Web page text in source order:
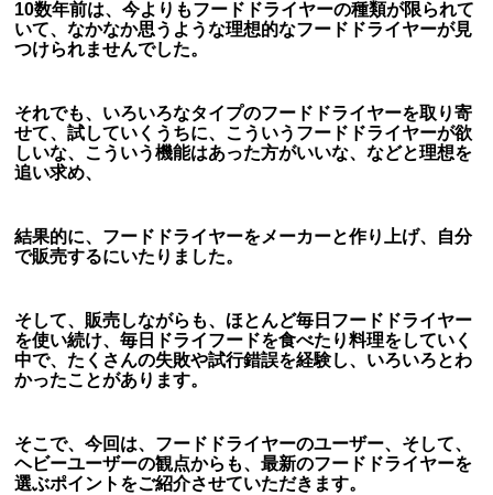
10数年前は、今よりもフードドライヤーの種類が限られて
いて、なかなか思うような理想的なフードドライヤーが見
つけられませんでした。
それでも、いろいろなタイプのフードドライヤーを取り寄
せて、試していくうちに、こういうフードドライヤーが欲
しいな、こういう機能はあった方がいいな、などと理想を
追い求め、
結果的に、フードドライヤーをメーカーと作り上げ、自分
で販売するにいたりました。
そして、販売しながらも、ほとんど毎日フードドライヤー
を使い続け、毎日ドライフードを食べたり料理をしていく
中で、たくさんの失敗や試行錯誤を経験し、いろいろとわ
かったことがあります。
そこで、今回は、フードドライヤーのユーザー、そして、
ヘビーユーザーの観点からも、最新のフードドライヤーを
選ぶポイントをご紹介させていただきます。